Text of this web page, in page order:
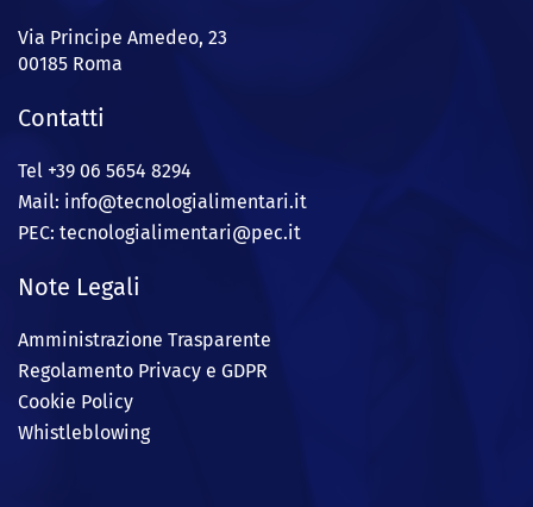
Via Principe Amedeo, 23
00185 Roma
Contatti
Tel +39 06 5654 8294
Mail: info@tecnologialimentari.it
PEC: tecnologialimentari@pec.it
Note Legali
Amministrazione Trasparente
Regolamento Privacy e GDPR
Cookie Policy
Whistleblowing